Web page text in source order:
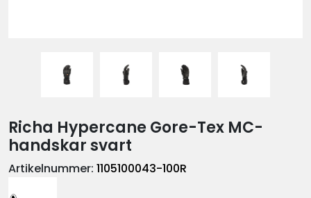
Richa Hypercane Gore-Tex MC-
handskar svart
Artikelnummer: 1105100043-100R